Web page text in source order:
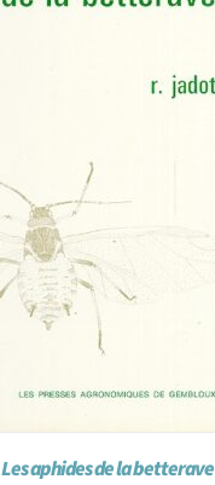
Les aphides de la betterave